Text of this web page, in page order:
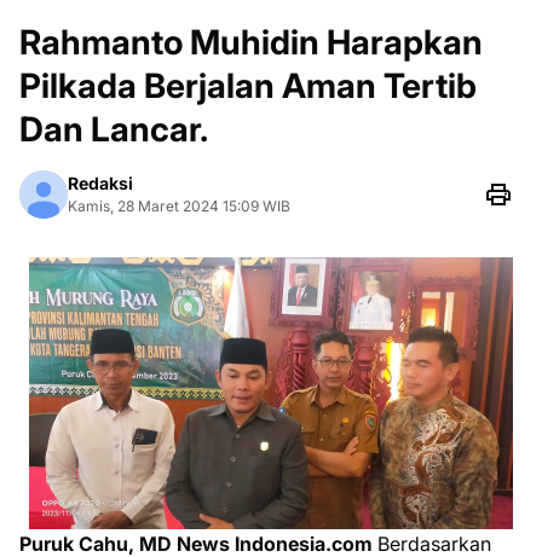
Rahmanto Muhidin Harapkan
Pilkada Berjalan Aman Tertib
Dan Lancar.
Redaksi
Kamis, 28 Maret 2024 15:09 WIB
Puruk Cahu, MD News Indonesia.com Berdasarkan